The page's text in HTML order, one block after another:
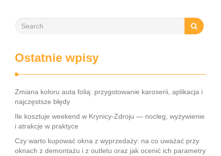
Ostatnie wpisy
Zmiana koloru auta folią: przygotowanie karoserii, aplikacja i
najczęstsze błędy
Ile kosztuje weekend w Krynicy-Zdroju — nocleg, wyżywienie
i atrakcje w praktyce
Czy warto kupować okna z wyprzedaży: na co uważać przy
oknach z demontażu i z outletu oraz jak ocenić ich parametry